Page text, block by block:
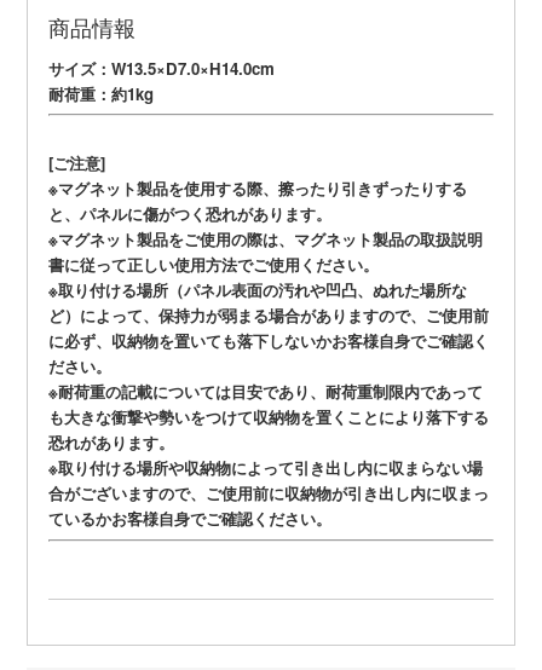
商品情報
サイズ：W13.5×D7.0×H14.0cm
耐荷重：約1kg
[ご注意]
※マグネット製品を使用する際、擦ったり引きずったりする
と、パネルに傷がつく恐れがあります。
※マグネット製品をご使用の際は、マグネット製品の取扱説明
書に従って正しい使用方法でご使用ください。
※取り付ける場所（パネル表面の汚れや凹凸、ぬれた場所な
ど）によって、保持力が弱まる場合がありますので、ご使用前
に必ず、収納物を置いても落下しないかお客様自身でご確認く
ださい。
※耐荷重の記載については目安であり、耐荷重制限内であって
も大きな衝撃や勢いをつけて収納物を置くことにより落下する
恐れがあります。
※取り付ける場所や収納物によって引き出し内に収まらない場
合がございますので、ご使用前に収納物が引き出し内に収まっ
ているかお客様自身でご確認ください。